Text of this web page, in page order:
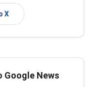
X
Google News